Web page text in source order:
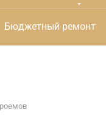
Бюджетный ремонт